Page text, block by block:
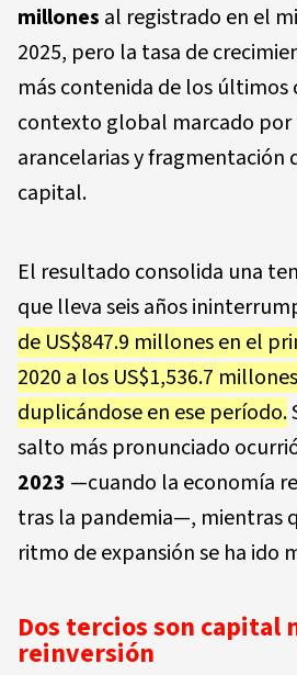
millones al registrado en el
2025, pero la tasa de
más contenida de los últimos
contexto global marcado por
arancelarias y fragmentación
capital.
El resultado consolida una
que lleva seis años
de US$847.9 millones en el
2020 a los US$1,536.7
duplicándose en ese período.
salto más pronunciado
2023 —cuando la economía
tras la pandemia—, mientras
ritmo de expansión se ha ido
Dos tercios son capital
reinversión